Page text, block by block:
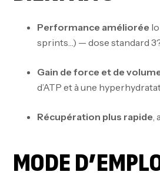
Performance améliorée
sprints…) — dose standard
Gain de force et de
d’ATP et à une
Récupération plus rapide,
MODE